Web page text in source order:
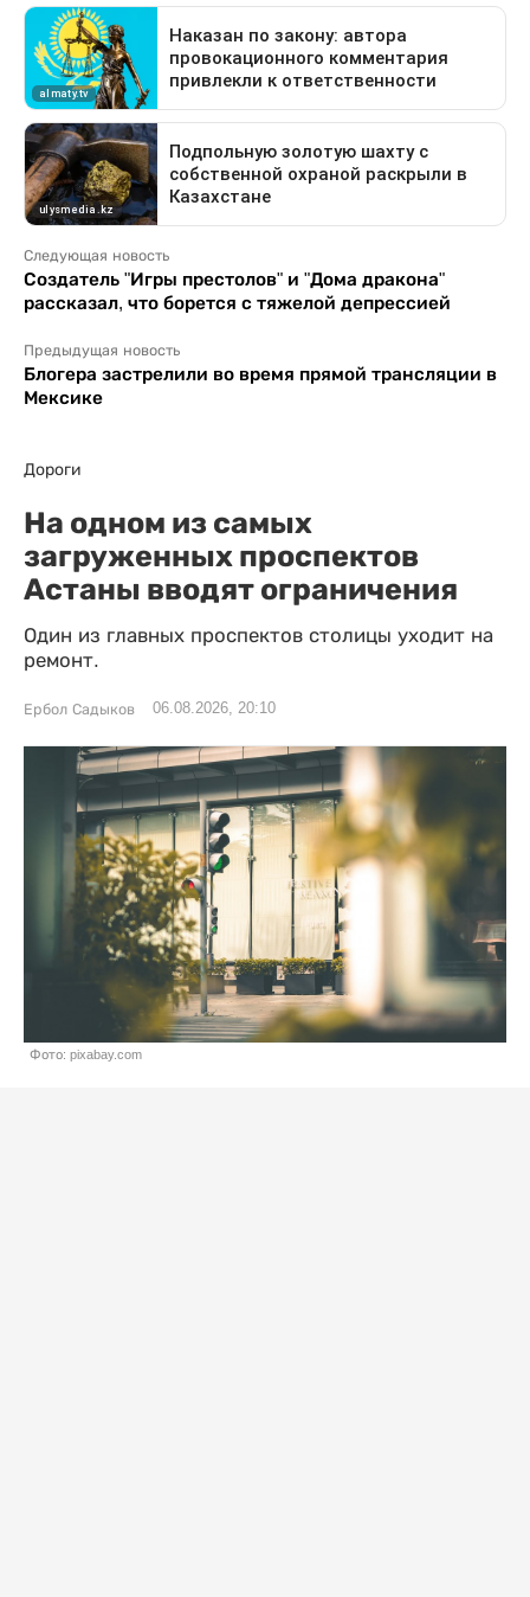
Следующая новость
Создатель "Игры престолов" и "Дома дракона"
рассказал, что борется с тяжелой депрессией
Предыдущая новость
Блогера застрелили во время прямой трансляции в
Мексике
Дороги
На одном из самых
загруженных проспектов
Астаны вводят ограничения
Один из главных проспектов столицы уходит на
ремонт.
Ербол Садыков 06.08.2026, 20:10
Фото: pixabay.com